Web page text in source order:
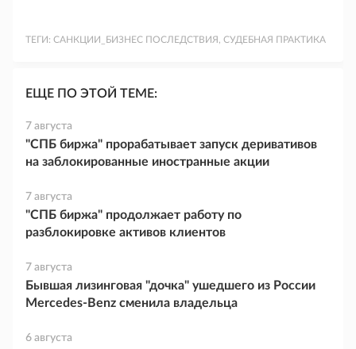
ТЕГИ: САНКЦИИ_БИЗНЕС ПОСЛЕДСТВИЯ, СУДЕБНАЯ ПРАКТИКА
ЕЩЕ ПО ЭТОЙ ТЕМЕ:
7 августа
"СПБ биржа" прорабатывает запуск деривативов
на заблокированные иностранные акции
7 августа
"СПБ биржа" продолжает работу по
разблокировке активов клиентов
7 августа
Бывшая лизинговая "дочка" ушедшего из России
Mercedes-Benz сменила владельца
6 августа